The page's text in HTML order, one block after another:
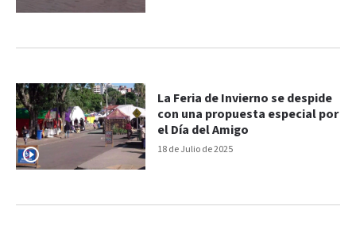
18 de Julio de 2025
La Feria de Invierno se despide
con una propuesta especial por
el Día del Amigo